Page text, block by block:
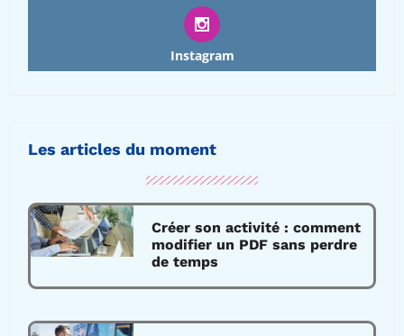
Instagram
Les articles du moment
Créer son activité : comment
modifier un PDF sans perdre
de temps